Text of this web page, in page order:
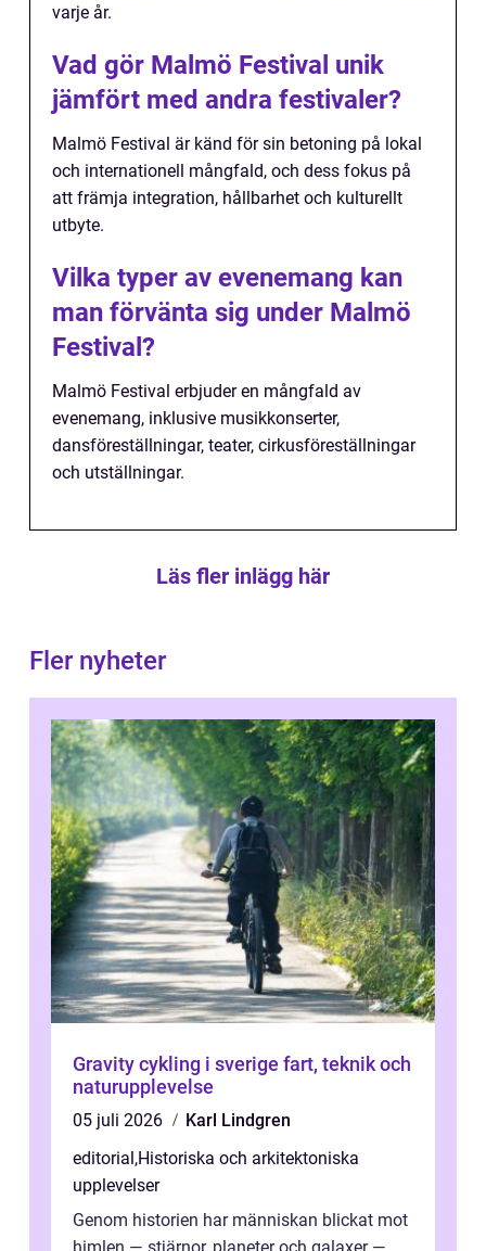
varje år.
Vad gör Malmö Festival unik
jämfört med andra festivaler?
Malmö Festival är känd för sin betoning på lokal
och internationell mångfald, och dess fokus på
att främja integration, hållbarhet och kulturellt
utbyte.
Vilka typer av evenemang kan
man förvänta sig under Malmö
Festival?
Malmö Festival erbjuder en mångfald av
evenemang, inklusive musikkonserter,
dansföreställningar, teater, cirkusföreställningar
och utställningar.
Läs fler inlägg här
Fler nyheter
Gravity cykling i sverige fart, teknik och
naturupplevelse
05 juli 2026
Karl Lindgren
editorial,Historiska och arkitektoniska
upplevelser
Genom historien har människan blickat mot